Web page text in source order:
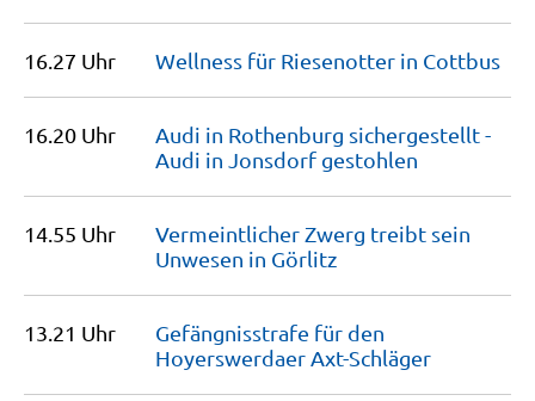
16.27 Uhr Wellness für Riesenotter in Cottbus
16.20 Uhr
Audi in Rothenburg sichergestellt -
Audi in Jonsdorf gestohlen
14.55 Uhr
Vermeintlicher Zwerg treibt sein
Unwesen in Görlitz
13.21 Uhr
Gefängnisstrafe für den
Hoyerswerdaer Axt-Schläger